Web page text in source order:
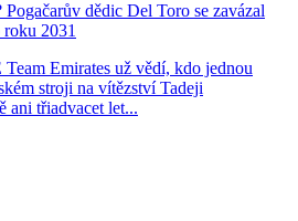
dědic Del Toro se zavázal
2031
Emirates už vědí, kdo jednou
stroji na vítězství Tadeji
ani třiadvacet let...